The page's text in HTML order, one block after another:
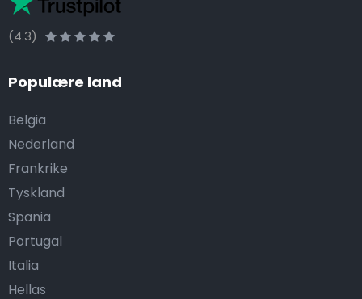
(4.3)
Populære land
Belgia
Nederland
Frankrike
Tyskland
Spania
Portugal
Italia
Hellas